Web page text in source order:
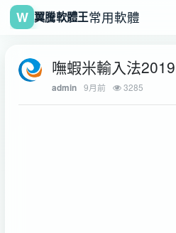
W 翼騰軟體王常用軟體
嘸蝦米輸入法
admin 9月前 3285